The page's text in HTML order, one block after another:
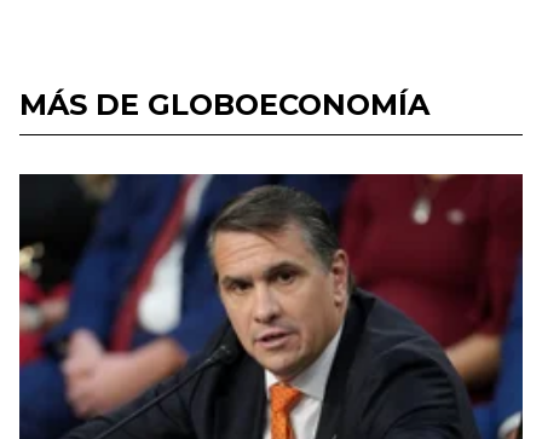
MÁS DE GLOBOECONOMÍA